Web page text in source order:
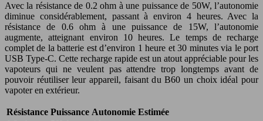
Avec la résistance de 0.2 ohm à une puissance de 50W, l’autonomie
diminue considérablement, passant à environ 4 heures. Avec la
résistance de 0.6 ohm à une puissance de 15W, l’autonomie
augmente, atteignant environ 10 heures. Le temps de recharge
complet de la batterie est d’environ 1 heure et 30 minutes via le port
USB Type-C. Cette recharge rapide est un atout appréciable pour les
vapoteurs qui ne veulent pas attendre trop longtemps avant de
pouvoir réutiliser leur appareil, faisant du B60 un choix idéal pour
vapoter en extérieur.
Résistance Puissance Autonomie Estimée